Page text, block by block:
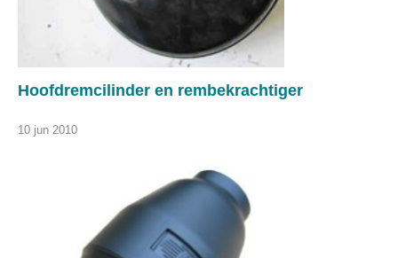
Hoofdremcilinder en rembekrachtiger
10 jun 2010